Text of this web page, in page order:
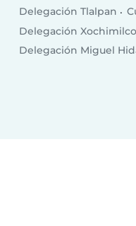
Delegación Tlalpan
Delegación Xochimilco
Delegación Miguel